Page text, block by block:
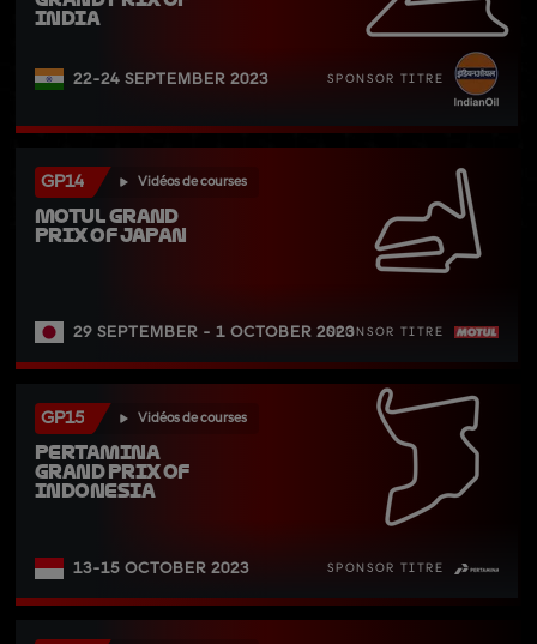
India
22-24 SEPTEMBER 2023 SPONSOR TITRE
GP14 Vidéos de courses
Motul Grand
Prix of Japan
29 SEPTEMBER - 1 OCTOBER 2023SPONSOR TITRE
GP15 Vidéos de courses
Pertamina
Grand Prix of
Indonesia
13-15 OCTOBER 2023 SPONSOR TITRE